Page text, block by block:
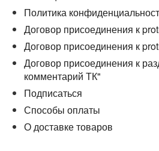
Политика
Договор присоединения к
Договор присоединения к
Договор присоединения к
комментарий ТК"
Подписаться
Способы оплаты
О доставке товаров